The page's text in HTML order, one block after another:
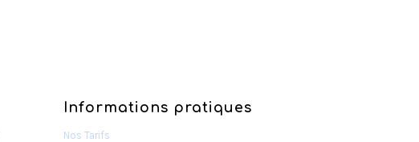
Informations pratiques
Nos Tarifs